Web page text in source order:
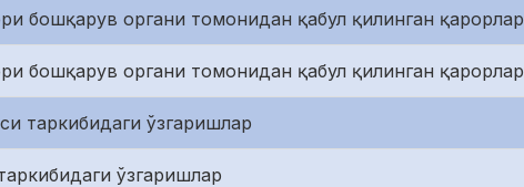
бошқарув органи томонидан қабул қилинган қарорлар
бошқарув органи томонидан қабул қилинган қарорлар
таркибидаги ўзгаришлар
ўзгаришлар